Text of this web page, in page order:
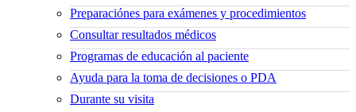
Preparaciónes para exámenes y procedimientos
Consultar resultados médicos
Programas de educación al paciente
Ayuda para la toma de decisiones o PDA
Durante su visita